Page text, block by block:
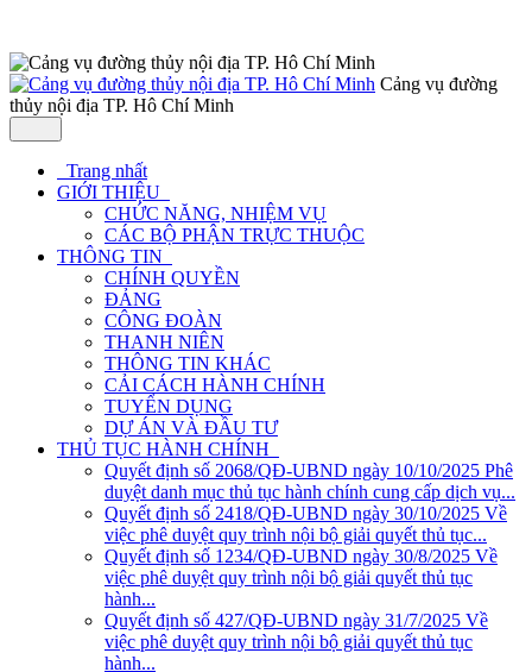
Cảng vụ đường
thủy nội địa TP. Hô Chí Minh
Trang nhất
GIỚI THIỆU
CHỨC NĂNG, NHIỆM VỤ
CÁC BỘ PHẬN TRỰC THUỘC
THÔNG TIN
CHÍNH QUYỀN
ĐẢNG
CÔNG ĐOÀN
THANH NIÊN
THÔNG TIN KHÁC
CẢI CÁCH HÀNH CHÍNH
TUYỂN DỤNG
DỰ ÁN VÀ ĐẦU TƯ
THỦ TỤC HÀNH CHÍNH
Quyết định số 2068/QĐ-UBND ngày 10/10/2025 Phê
duyệt danh mục thủ tục hành chính cung cấp dịch vụ...
Quyết định số 2418/QĐ-UBND ngày 30/10/2025 Về
việc phê duyệt quy trình nội bộ giải quyết thủ tục...
Quyết định số 1234/QĐ-UBND ngày 30/8/2025 Về
việc phê duyệt quy trình nội bộ giải quyết thủ tục
hành...
Quyết định số 427/QĐ-UBND ngày 31/7/2025 Về
việc phê duyệt quy trình nội bộ giải quyết thủ tục
hành...